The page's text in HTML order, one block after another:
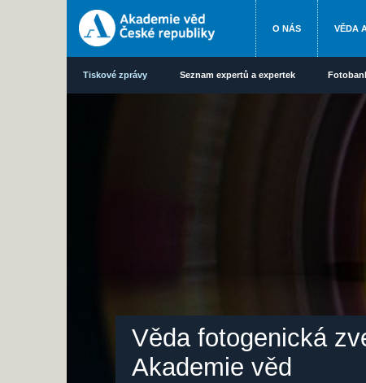
O NÁS VĚDA
Tiskové zprávy Seznam expertů a expertek
Věda fotogenická
Akademie věd